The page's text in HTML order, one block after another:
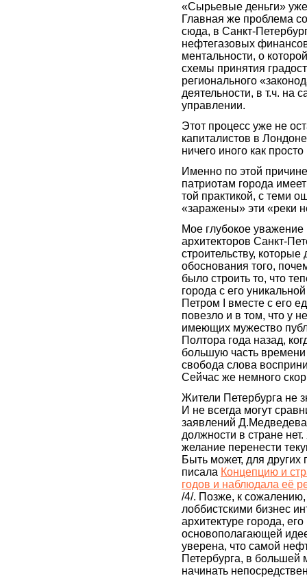
«Сырьевые деньги»
Главная же проблема
сюда, в Санкт-
нефтегазовых
ментальности, о
схемы принятия
регионального
деятельности, в т.ч. на
управлении.
Этот процесс уже не
капиталистов в
ничего иного как
Именно по этой
патриотам города
той практикой, с теми
«заражены» эти «реки
Мое глубокое
архитекторов Санкт-
строительству,
обоснования того,
было строить то, что
города с его
Петром I вместе с его
повезло и в том, что у
имеющих мужество
Полтора года назад,
большую часть
свобода слова
Сейчас же немного
Жители Петербурга не
И не всегда могут
заявлений Д.Медведева
должности в стране
желание перенести
Быть может, для других
писала Концепцию и
годов и наблюдала её
/4/. Позже, к
лоббистскими бизнес
архитектуре города,
основополагающей
уверена, что самой
Петербурга, в большей
начинать